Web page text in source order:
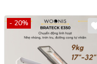
- 20%